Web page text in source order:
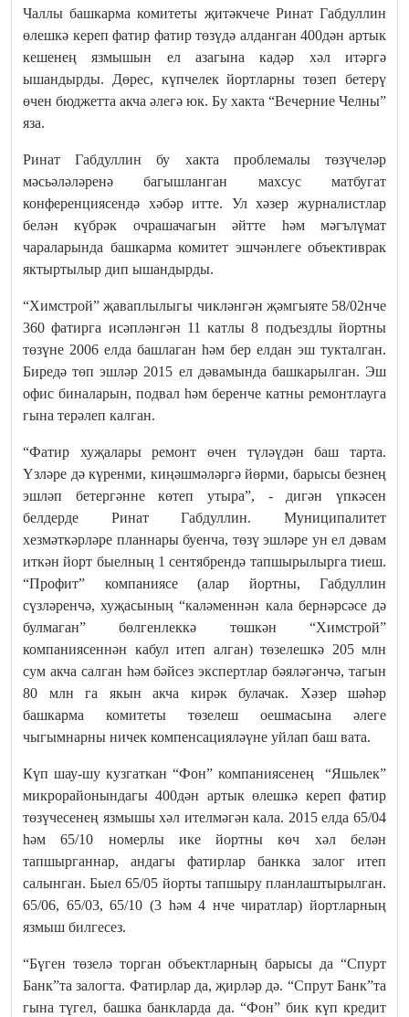
Чаллы башкарма комитеты җитәкчече Ринат Габдуллин
өлешкә кереп фатир фатир төзүдә алданган 400дән артык
кешенең язмышын ел азагына кадәр хәл итәргә
ышандырды. Дөрес, күпчелек йортларны төзеп бетерү
өчен бюджетта акча әлегә юк. Бу хакта “Вечерние Челны”
яза.
Ринат Габдуллин бу хакта проблемалы төзүчеләр
мәсьәләләренә багышланган махсус матбугат
конференциясендә хәбәр итте. Ул хәзер журналистлар
белән күбрәк очрашачагын әйтте һәм мәгълүмат
чараларында башкарма комитет эшчәнлеге объективрак
яктыртылыр дип ышандырды.
“Химстрой” җаваплылыгы чикләнгән җәмгыяте 58/02нче
360 фатирга исәпләнгән 11 катлы 8 подъездлы йортны
төзүне 2006 елда башлаган һәм бер елдан эш тукталган.
Биредә төп эшләр 2015 ел дәвамында башкарылган. Эш
офис биналарын, подвал һәм беренче катны ремонтлауга
гына терәлеп калган.
“Фатир хуҗалары ремонт өчен түләүдән баш тарта.
Үзләре дә күренми, киңәшмәләргә йөрми, барысы безнең
эшләп бетергәнне көтеп утыра”, - дигән үпкәсен
белдерде Ринат Габдуллин. Муниципалитет
хезмәткәрләре планнары буенча, төзү эшләре ун ел дәвам
иткән йорт быелның 1 сентябрендә тапшырылырга тиеш.
“Профит” компаниясе (алар йортны, Габдуллин
сүзләренчә, хуҗасының “каләменнән кала бернәрсәсе дә
булмаган” бөлгенлеккә төшкән “Химстрой”
компаниясеннән кабул итеп алган) төзелешкә 205 млн
сум акча салган һәм бәйсез экспертлар бәяләгәнчә, тагын
80 млн га якын акча кирәк булачак. Хәзер шәһәр
башкарма комитеты төзелеш оешмасына әлеге
чыгымнарны ничек компенсацияләүне уйлап баш вата.
Күп шау-шу кузгаткан “Фон” компаниясенең “Яшьлек”
микрорайонындагы 400дән артык өлешкә кереп фатир
төзүчесенең язмышы хәл ителмәгән кала. 2015 елда 65/04
һәм 65/10 номерлы ике йортны көч хәл белән
тапшырганнар, андагы фатирлар банкка залог итеп
салынган. Быел 65/05 йорты тапшыру планлаштырылган.
65/06, 65/03, 65/10 (3 һәм 4 нче чиратлар) йортларның
язмыш билгесез.
“Бүген төзелә торган объектларның барысы да “Спурт
Банк”та залогта. Фатирлар да, җирләр дә. “Спрут Банк”та
гына түгел, башка банкларда да. “Фон” бик күп кредит